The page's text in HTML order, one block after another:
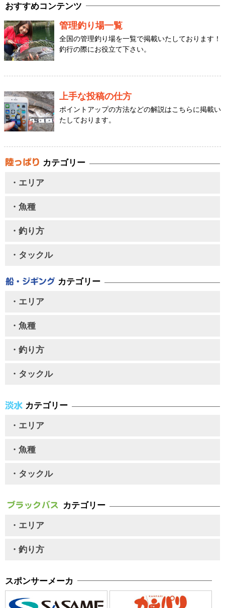
おすすめコンテンツ
管理釣り場一覧
全国の管理釣り場を一覧で掲載いたしております！
釣行の際にお役立て下さい。
上手な投稿の仕方
ポイントアップの方法などの解説はこちらに掲載い
たしております。
カテゴリー
・エリア
・魚種
・釣り方
・タックル
カテゴリー
・エリア
・魚種
・釣り方
・タックル
カテゴリー
・エリア
・魚種
・タックル
カテゴリー
・エリア
・釣り方
スポンサーメーカ